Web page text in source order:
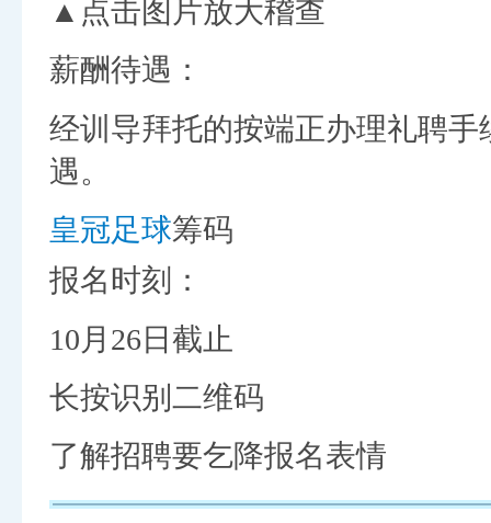
▲点击图片放大稽查
薪酬待遇：
经训导拜托的按端正办理礼聘
遇。
皇冠足球筹码
报名时刻：
10月26日截止
长按识别二维码
了解招聘要乞降报名表情